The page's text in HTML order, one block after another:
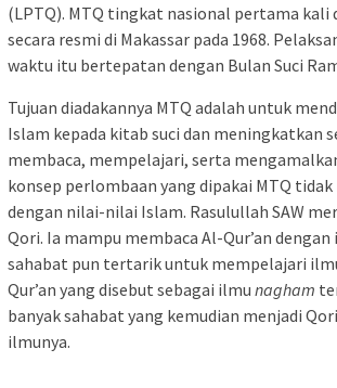
(LPTQ). MTQ tingkat nasional pertama kali
secara resmi di Makassar pada 1968.
waktu itu bertepatan dengan Bulan Suci
Tujuan diadakannya MTQ adalah untuk
Islam kepada kitab suci dan meningkatkan
membaca, mempelajari, serta
konsep perlombaan yang dipakai MTQ
dengan nilai-nilai Islam. Rasulullah SAW
Qori. Ia mampu membaca Al-Qur’an dengan
sahabat pun tertarik untuk mempelajari
Qur’an yang disebut sebagai ilmu nagham
banyak sahabat yang kemudian menjadi
ilmunya.